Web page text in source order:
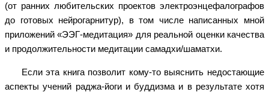
(от ранних любительских проектов электроэнцефалографов
до готовых нейрогарнитур), в том числе написанных мной
приложений «ЭЭГ-медитация» для реальной оценки качества
и продолжительности медитации самадхи/шаматхи.
Если эта книга позволит кому-то выяснить недостающие
аспекты учений раджа-йоги и буддизма и в результате хотя